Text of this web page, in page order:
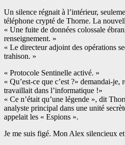
Un silence régnait à l’intérieur,
téléphone crypté de Thorne. La
« Une fuite de données colossale
renseignement. »
« Le directeur adjoint des opérations
trahison. »
« Protocole Sentinelle activé. »
« Qu’est-ce que c’est ?» demandai-
travaillait dans l’informatique !»
« Ce n’était qu’une légende », dit
analyste principal dans une unité
appelait les « Espions ».
Je me suis figé. Mon Alex silencieux